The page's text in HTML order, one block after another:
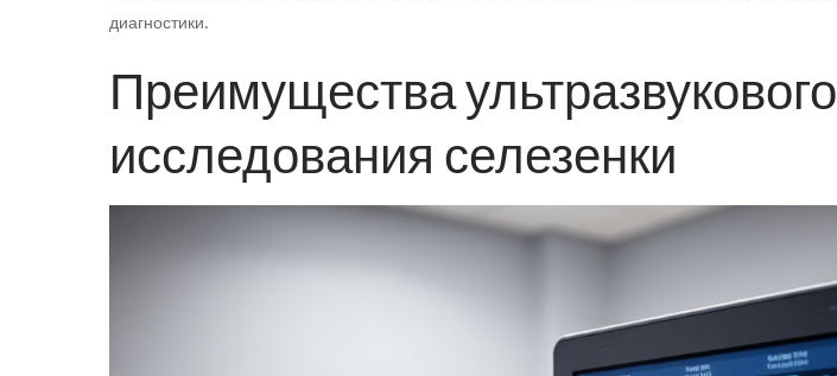
диагностики.
Преимущества ультразвукового
исследования селезенки